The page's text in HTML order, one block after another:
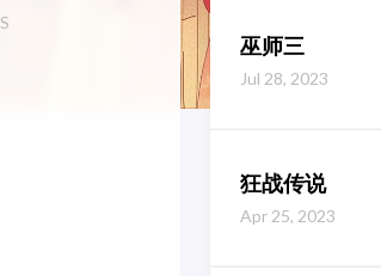
巫师三
Jul 28, 2023
狂战传说
Apr 25, 2023